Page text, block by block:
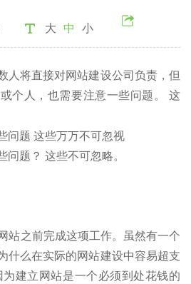
大 中 小
人将直接对网站建设公司负责，但
个人，也需要注意一些问题。 这
问题？ 这些不可忽略。
站之前完成这项工作。虽然有一个
什么在实际的网站建设中容易超支
建立网站是一个必须到处花钱的